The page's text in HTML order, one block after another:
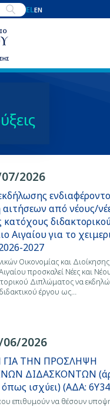
ELEN
2026
από νέους/
κατόχους
Αιγαίου για το
2027
Οικονομίας και
προσκαλεί Νέες και
Διπλώματος να
έργου ως…
2026
ΓΙΑ ΤΗΝ ΠΡΟΣΛΗΨΗ
ΔΙΔΑΣΚΟΝΤΩΝ
ισχύει) (ΑΔΑ:
επιθυμούν να θέσουν